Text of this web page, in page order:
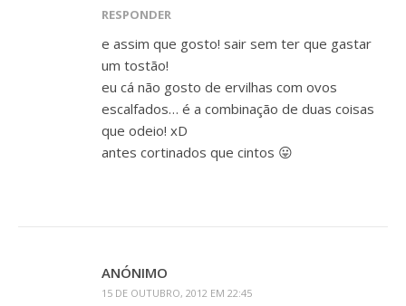
RESPONDER
e assim que gosto! sair sem ter que gastar
um tostão!
eu cá não gosto de ervilhas com ovos
escalfados… é a combinação de duas coisas
que odeio! xD
antes cortinados que cintos 😛
ANÓNIMO
15 DE OUTUBRO, 2012 EM 22:45